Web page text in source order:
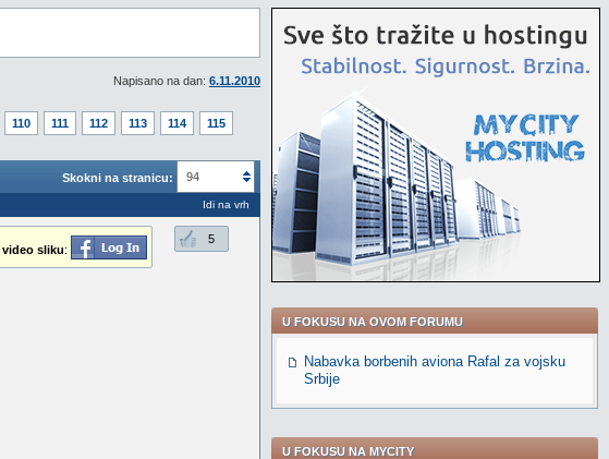
Napisano na dan: 6.11.2010
110 111 112 113 114
115
Skokni na stranicu: 94
Idi na vrh
5
video sliku:
U FOKUSU NA OVOM FORUMU
Nabavka borbenih aviona Rafal za vojsku
Srbije
U FOKUSU NA MYCITY